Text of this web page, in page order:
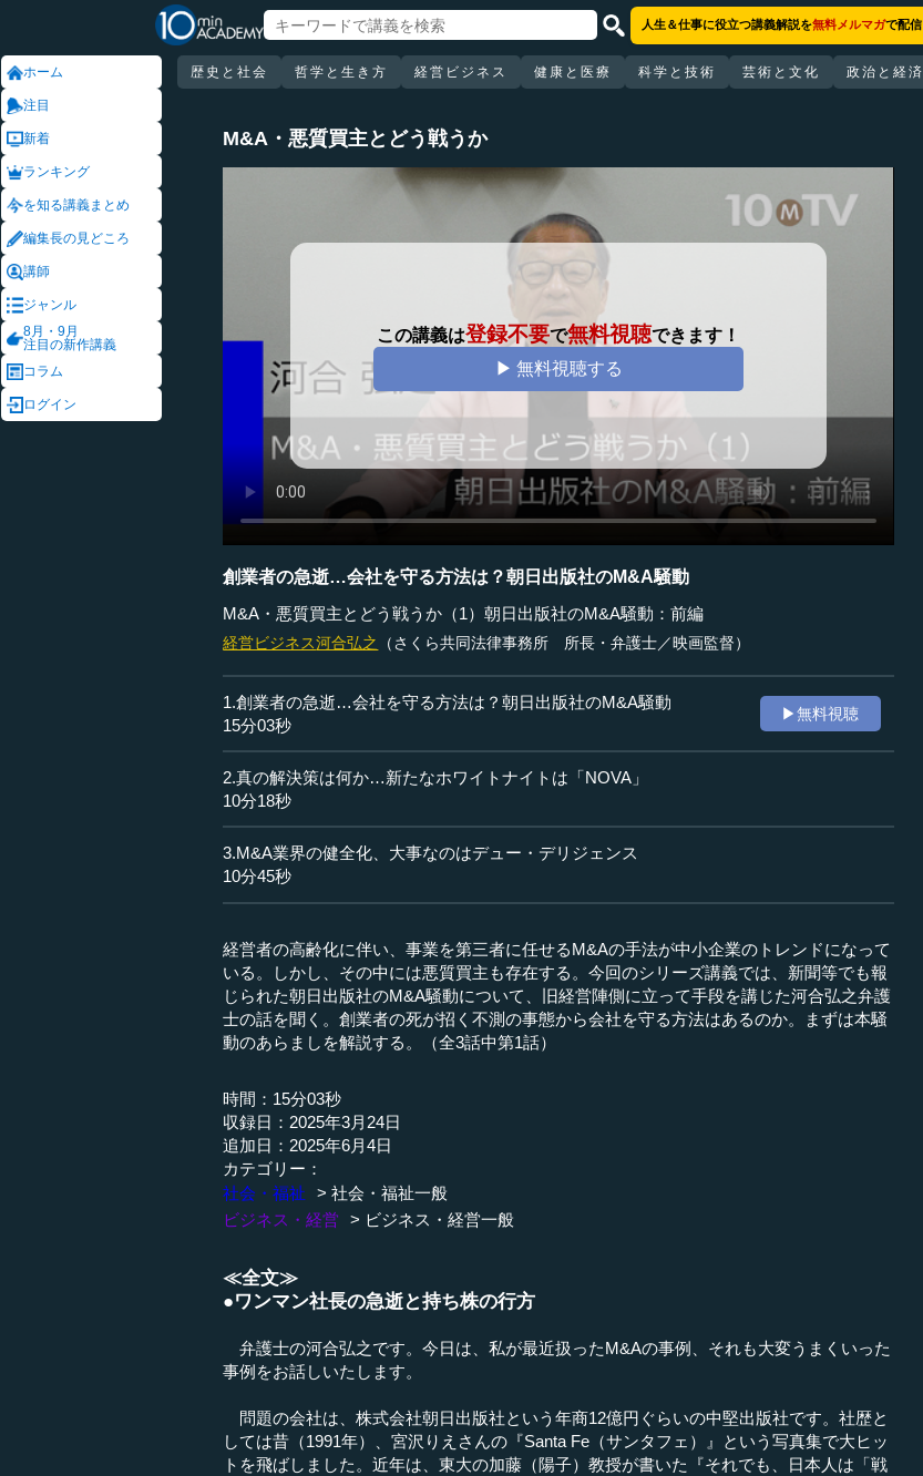
ホーム
注目
新着
ランキング
を知る講義まとめ
編集長の見どころ
講師
ジャンル
8月・9月
注目の新作講義
コラム
ログイン
人生＆仕事に役立つ講義解説を無料メルマガで配信
歴史と社会 哲学と生き方 経営ビジネス 健康と医療 科学と技術 芸術と文化 政治と経済
M&A・悪質買主とどう戦うか
この講義は登録不要で無料視聴できます！
▶ 無料視聴する
創業者の急逝…会社を守る方法は？朝日出版社のM&A騒動
M&A・悪質買主とどう戦うか（1）朝日出版社のM&A騒動：前編
経営ビジネス河合弘之 （さくら共同法律事務所 所長・弁護士／映画監督）
1.創業者の急逝…会社を守る方法は？朝日出版社のM&A騒動
15分03秒
▶無料視聴
2.真の解決策は何か…新たなホワイトナイトは「NOVA」
10分18秒
3.M&A業界の健全化、大事なのはデュー・デリジェンス
10分45秒
経営者の高齢化に伴い、事業を第三者に任せるM&Aの手法が中小企業のトレンドになって
いる。しかし、その中には悪質買主も存在する。今回のシリーズ講義では、新聞等でも報
じられた朝日出版社のM&A騒動について、旧経営陣側に立って手段を講じた河合弘之弁護
士の話を聞く。創業者の死が招く不測の事態から会社を守る方法はあるのか。まずは本騒
動のあらましを解説する。（全3話中第1話）
時間：15分03秒
収録日：2025年3月24日
追加日：2025年6月4日
カテゴリー：
社会・福祉
社会・福祉一般
ビジネス・経営
ビジネス・経営一般
≪全文≫
●ワンマン社長の急逝と持ち株の行方
弁護士の河合弘之です。今日は、私が最近扱ったM&Aの事例、それも大変うまくいった
事例をお話しいたします。
問題の会社は、株式会社朝日出版社という年商12億円ぐらいの中堅出版社です。社歴と
しては昔（1991年）、宮沢りえさんの『Santa Fe（サンタフェ）』という写真集で大ヒッ
トを飛ばしました。近年は、東大の加藤（陽子）教授が書いた『それでも、日本人は「戦